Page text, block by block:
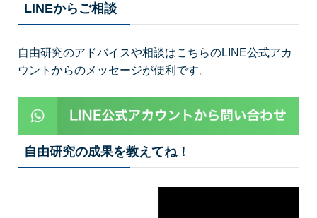
LINEからご相談
自由研究のアドバイスや相談はこちらのLINE公式アカ
ウントからのメッセージが便利です。
自由研究の成果を教えてね！